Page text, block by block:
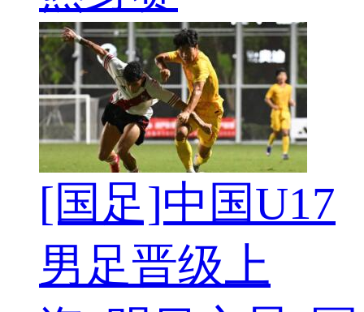
[国足]中国U17
男足晋级上